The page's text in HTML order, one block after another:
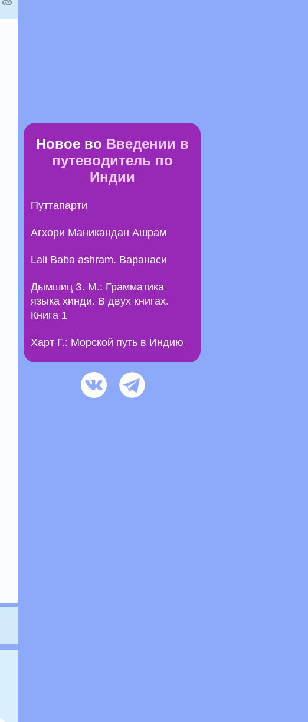
Новое во Введении в
путеводитель по
Индии
Путтапарти
Агхори Маникандан Ашрам
Lali Baba ashram. Варанаси
Дымшиц З. М.: Грамматика
языка хинди. В двух книгах.
Книга 1
Харт Г.: Морской путь в Индию